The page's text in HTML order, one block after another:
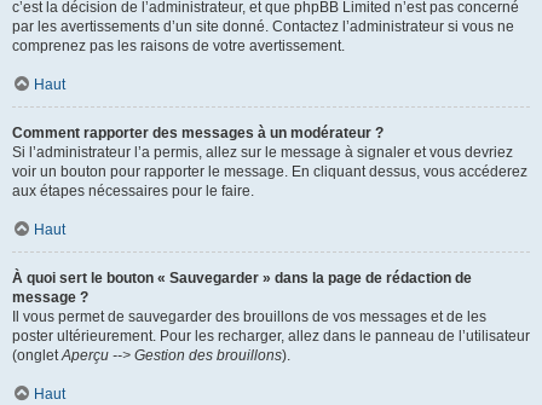
c’est la décision de l’administrateur, et que phpBB Limited n’est pas concerné
par les avertissements d’un site donné. Contactez l’administrateur si vous ne
comprenez pas les raisons de votre avertissement.
Haut
Comment rapporter des messages à un modérateur ?
Si l’administrateur l’a permis, allez sur le message à signaler et vous devriez
voir un bouton pour rapporter le message. En cliquant dessus, vous accéderez
aux étapes nécessaires pour le faire.
Haut
À quoi sert le bouton « Sauvegarder » dans la page de rédaction de
message ?
Il vous permet de sauvegarder des brouillons de vos messages et de les
poster ultérieurement. Pour les recharger, allez dans le panneau de l’utilisateur
(ongletAperçu --> Gestion des brouillons).
Haut